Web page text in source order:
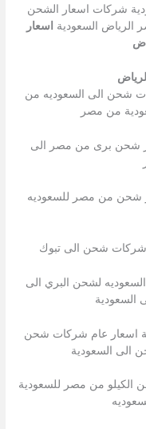
شركات اسعار الشحن
الرياض السعودية
اسعار
شحن الى السعوديه من
من مصر
شحن برى من مصر الى
شحن من مصر للسعوديه
شحن الى تبوك
لشحن البري الى
السعودية
اسعار عام شركات شحن
الى السعودية
من مصر للسعودية